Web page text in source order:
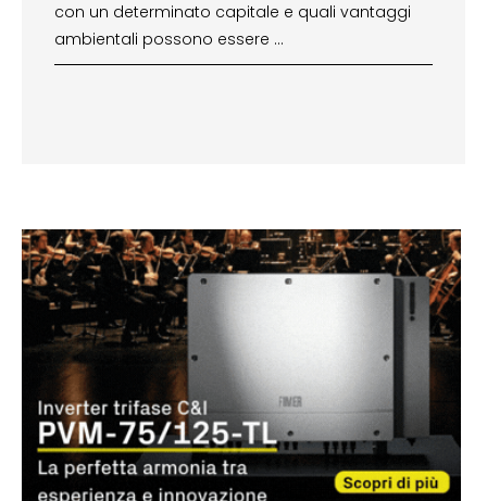
con un determinato capitale e quali vantaggi
ambientali possono essere …